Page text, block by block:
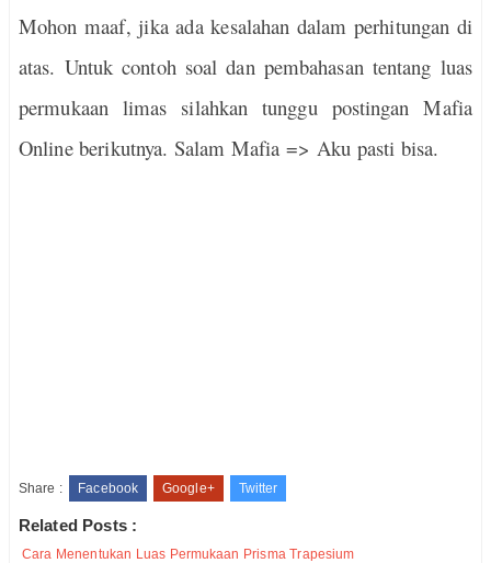
Mohon maaf, jika ada kesalahan dalam perhitungan di
atas. Untuk contoh soal dan pembahasan tentang luas
permukaan limas silahkan tunggu postingan Mafia
Online berikutnya. Salam Mafia => Aku pasti bisa.
Share : Facebook Google+ Twitter
Related Posts :
Cara Menentukan Luas Permukaan Prisma Trapesium